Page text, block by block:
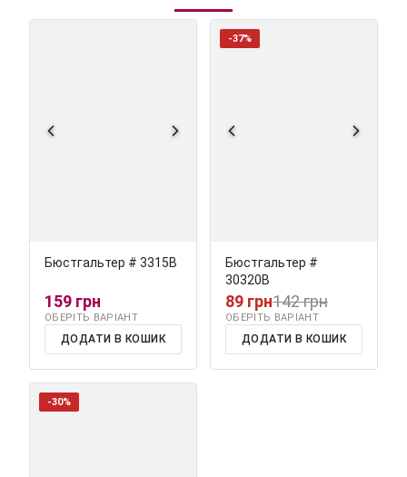
Бюстгальтер # 3315В
159 грн
ОБЕРІТЬ ВАРІАНТ
ДОДАТИ В КОШИК
-37%
Бюстгальтер #
30320В
89 грн142 грн
ОБЕРІТЬ ВАРІАНТ
ДОДАТИ В КОШИК
-30%